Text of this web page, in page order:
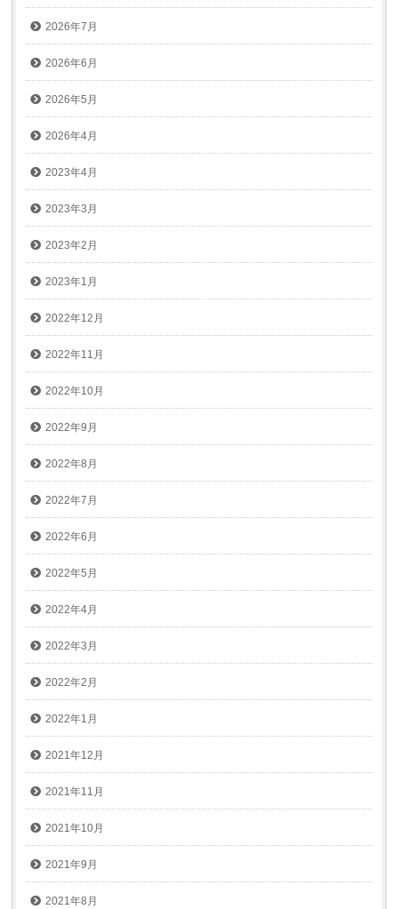
2026年7月
2026年6月
2026年5月
2026年4月
2023年4月
2023年3月
2023年2月
2023年1月
2022年12月
2022年11月
2022年10月
2022年9月
2022年8月
2022年7月
2022年6月
2022年5月
2022年4月
2022年3月
2022年2月
2022年1月
2021年12月
2021年11月
2021年10月
2021年9月
2021年8月